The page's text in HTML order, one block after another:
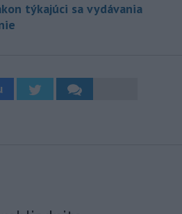
týkajúci sa vydávania